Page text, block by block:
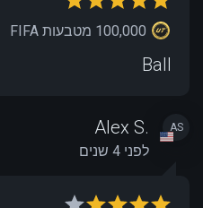
Ball
AS
Alex S.
לפני 4 שנים